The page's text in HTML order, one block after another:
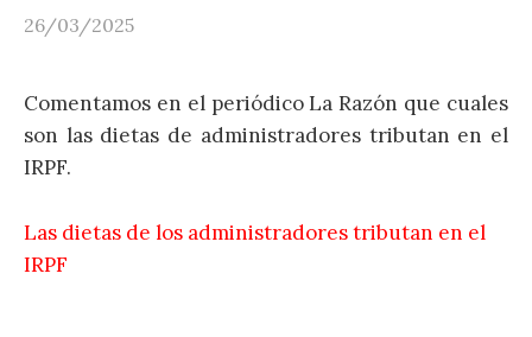
26/03/2025
Comentamos en el periódico La Razón que cuales
son las dietas de administradores tributan en el
IRPF.
Las dietas de los administradores tributan en el
IRPF